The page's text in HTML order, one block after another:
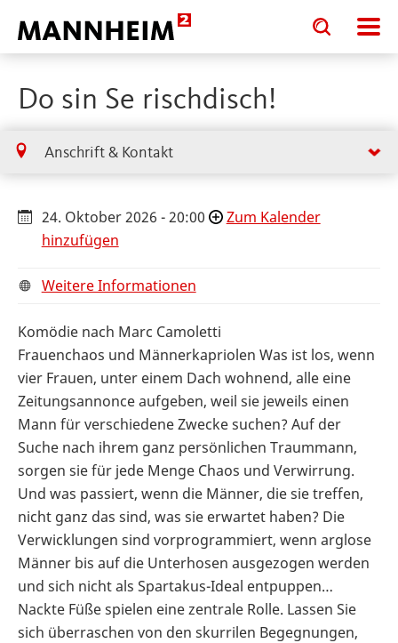
Toggle
search
input
Toggle
search
input
Do sin Se rischdisch!
Anschrift & Kontakt
24. Oktober 2026 - 20:00
Zum Kalender
hinzufügen
Weitere Informationen
Komödie nach Marc Camoletti
Frauenchaos und Männerkapriolen Was ist los, wenn
vier Frauen, unter einem Dach wohnend, alle eine
Zeitungsannonce aufgeben, weil sie jeweils einen
Mann für verschiedene Zwecke suchen? Auf der
Suche nach ihrem ganz persönlichen Traummann,
sorgen sie für jede Menge Chaos und Verwirrung.
Und was passiert, wenn die Männer, die sie treffen,
nicht ganz das sind, was sie erwartet haben? Die
Verwicklungen sind vorprogrammiert, wenn arglose
Männer bis auf die Unterhosen ausgezogen werden
und sich nicht als Spartakus-Ideal entpuppen…
Nackte Füße spielen eine zentrale Rolle. Lassen Sie
sich überraschen von den skurrilen Begegnungen,